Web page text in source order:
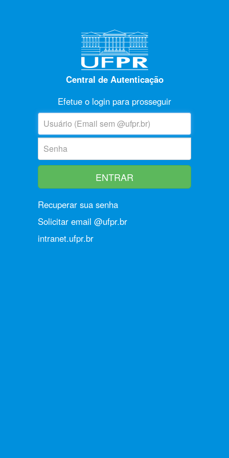
Central de Autenticação
Efetue o login para prosseguir
U
Senha:
Recuperar sua senha
Solicitar email @ufpr.br
intranet.ufpr.br